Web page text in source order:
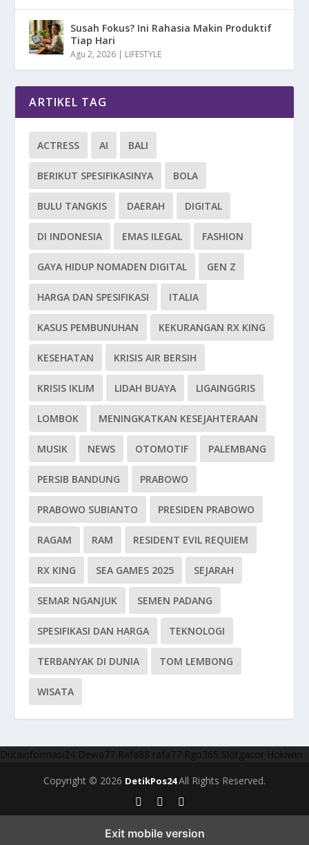
Susah Fokus? Ini Rahasia Makin Produktif
Tiap Hari
Agu 2, 2026 | LIFESTYLE
ARTIKEL TAG
ACTRESS AI BALI
BERIKUT SPESIFIKASINYA BOLA
BULU TANGKIS DAERAH DIGITAL
DI INDONESIA EMAS ILEGAL FASHION
GAYA HIDUP NOMADEN DIGITAL GEN Z
HARGA DAN SPESIFIKASI ITALIA
KASUS PEMBUNUHAN KEKURANGAN RX KING
KESEHATAN KRISIS AIR BERSIH
KRISIS IKLIM LIDAH BUAYA LIGAINGGRIS
LOMBOK MENINGKATKAN KESEJAHTERAAN
MUSIK NEWS OTOMOTIF PALEMBANG
PERSIB BANDUNG PRABOWO
PRABOWO SUBIANTO PRESIDEN PRABOWO
RAGAM RAM RESIDENT EVIL REQUIEM
RX KING SEA GAMES 2025 SEJARAH
SEMAR NGANJUK SEMEN PADANG
SPESIFIKASI DAN HARGA TEKNOLOGI
TERBANYAK DI DUNIA TOM LEMBONG
WISATA
Dutainformasi24 Dewa77 Rafa88 rafa77 Rgo365 Slotgacor Hokiwin
Copyright © 2026 DetikPos24All Rights Reserved.
Exit mobile version